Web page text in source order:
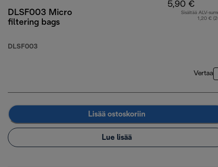
DLSF003 Micro
filtering bags
DLSF003
5,90 €
Sisältää ALV-
1,20 €
Vertaa
Lisää ostoskoriin
Lue lisää